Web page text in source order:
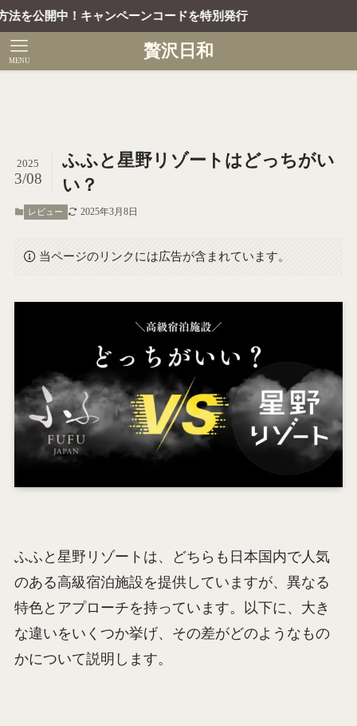
ャンペーンコードを特別発行
贅沢日和
MENU
ふふと星野リゾートはどっちがい
い？
2025
3/08
レビュー 2025年3月8日
当ページのリンクには広告が含まれています。
ふふと星野リゾートは、どちらも日本国内で人気
のある高級宿泊施設を提供していますが、異なる
特色とアプローチを持っています。以下に、大き
な違いをいくつか挙げ、その差がどのようなもの
かについて説明します。